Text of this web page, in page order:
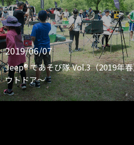
2019/06/07
Jeep® であそび隊 Vol.3（2019年
ウトドア〜